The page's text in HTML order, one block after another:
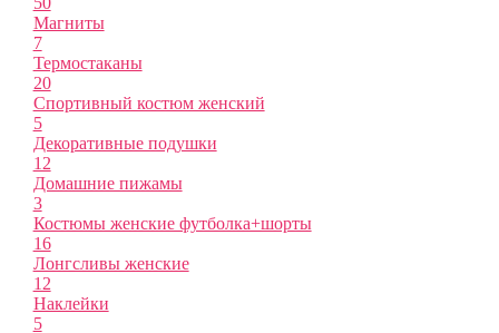
Магниты
7
Термостаканы
20
Спортивный костюм женский
5
Декоративные подушки
12
Домашние пижамы
3
Костюмы женские футболка+шорты
16
Лонгсливы женские
12
Наклейки
5